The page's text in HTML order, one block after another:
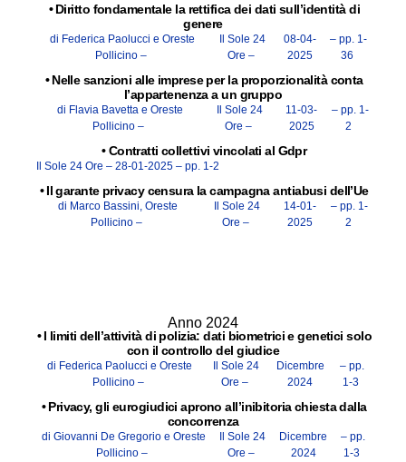
• Diritto fondamentale la rettifica dei dati sull’identità di
genere
di Federica Paolucci e Oreste
Pollicino –
Il Sole 24
Ore –
08-04-
2025
– pp. 1-
36
• Nelle sanzioni alle imprese per la proporzionalità conta
l’appartenenza a un gruppo
di Flavia Bavetta e Oreste
Pollicino –
Il Sole 24
Ore –
11-03-
2025
– pp. 1-
2
•Contratti collettivi vincolati al Gdpr
Il Sole 24 Ore – 28-01-2025 – pp. 1-2
• Il garante privacy censura la campagna antiabusi dell’Ue
di Marco Bassini, Oreste
Pollicino –
Il Sole 24
Ore –
14-01-
2025
– pp. 1-
2
Anno 2024
• I limiti dell’attività di polizia: dati biometrici e genetici solo
con il controllo del giudice
di Federica Paolucci e Oreste
Pollicino –
Il Sole 24
Ore –
Dicembre
2024
– pp.
1-3
• Privacy, gli eurogiudici aprono all’inibitoria chiesta dalla
concorrenza
di Giovanni De Gregorio e Oreste
Pollicino –
Il Sole 24
Ore –
Dicembre
2024
– pp.
1-3